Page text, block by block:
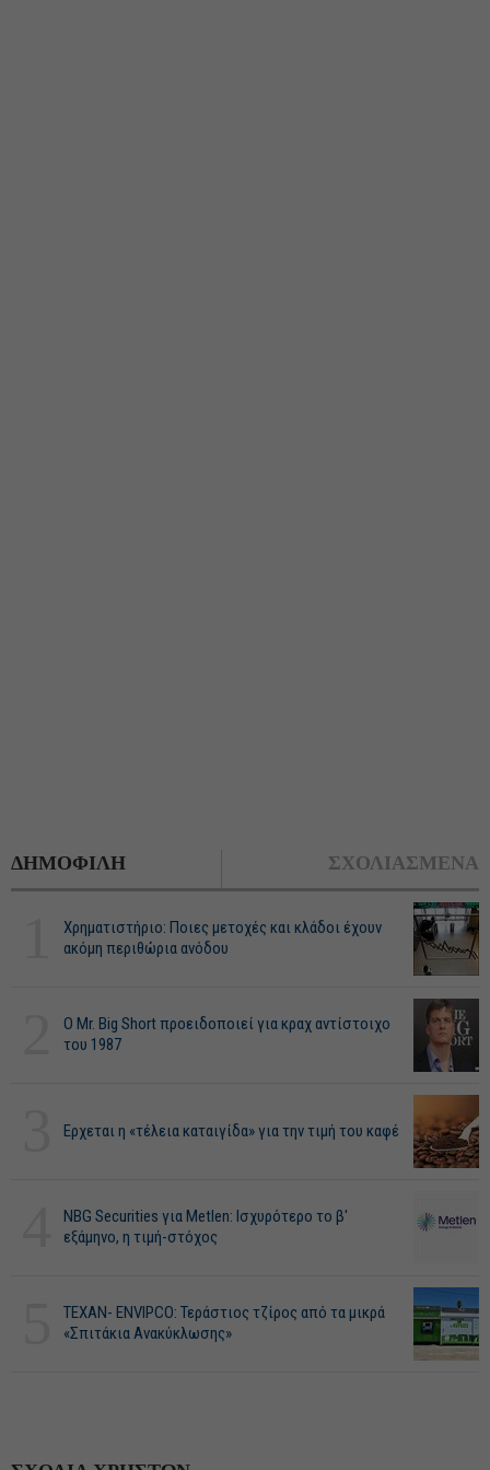
ΔΗΜΟΦΙΛΗ ΣΧΟΛΙΑΣΜΕΝΑ
Χρηματιστήριο: Ποιες μετοχές και κλάδοι έχουν
ακόμη περιθώρια ανόδου
O Mr. Big Short προειδοποιεί για κραχ αντίστοιχο
του 1987
Ερχεται η «τέλεια καταιγίδα» για την τιμή του καφέ
NBG Securities για Metlen: Ισχυρότερο το β'
εξάμηνο, η τιμή-στόχος
ΤΕΧΑΝ- ENVIPCO: Τεράστιος τζίρος από τα μικρά
«Σπιτάκια Ανακύκλωσης»